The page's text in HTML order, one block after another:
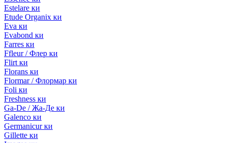
Estelare ки
Etude Organix ки
Eva ки
Evabond ки
Farres ки
Ffleur / Флер ки
Flirt ки
Florans ки
Flormar / Флормар ки
Foli ки
Freshness ки
Ga-De / Жа-Де ки
Galenco ки
Germanicur ки
Gillette ки